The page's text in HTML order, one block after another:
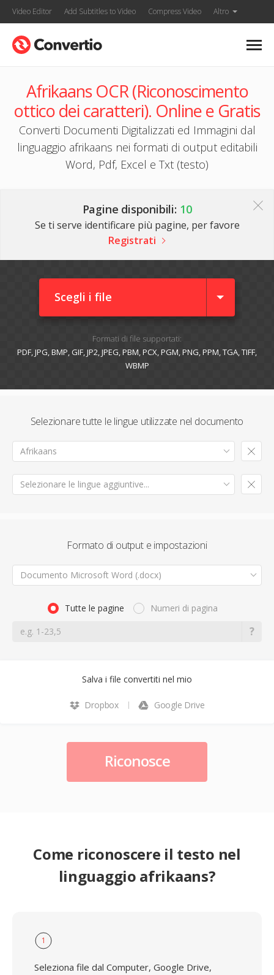
Video Editor Add Subtitles to Video Compress Video Altro
Afrikaans OCR (Riconoscimento
ottico dei caratteri). Online e Gratis
Converti Documenti Digitalizzati ed Immagini dal
linguaggio afrikaans nei formati di output editabili
Word, Pdf, Excel e Txt (testo)
Pagine disponibili: 10
Se ti serve identificare più pagine, per favore
Registrati
Scegli i file
Formati di file supportati:
PDF, JPG, BMP, GIF, JP2, JPEG, PBM, PCX, PGM, PNG, PPM, TGA, TIFF,
WBMP
Selezionare tutte le lingue utilizzate nel documento
Afrikaans
Selezionare le lingue aggiuntive...
Formato di output e impostazioni
Documento Microsoft Word (.docx)
Tutte le pagine Numeri di pagina
Salva i file convertiti nel mio
Dropbox Google Drive
Riconosce
Come riconoscere il testo nel
linguaggio afrikaans?
1
Seleziona file dal Computer, Google Drive,